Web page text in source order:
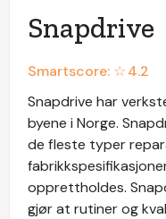
Snapdrive
Smartscore: ☆4.2
Snapdrive har
byene i Norge.
de fleste typer
opprettholdes.
gjør at rutiner og